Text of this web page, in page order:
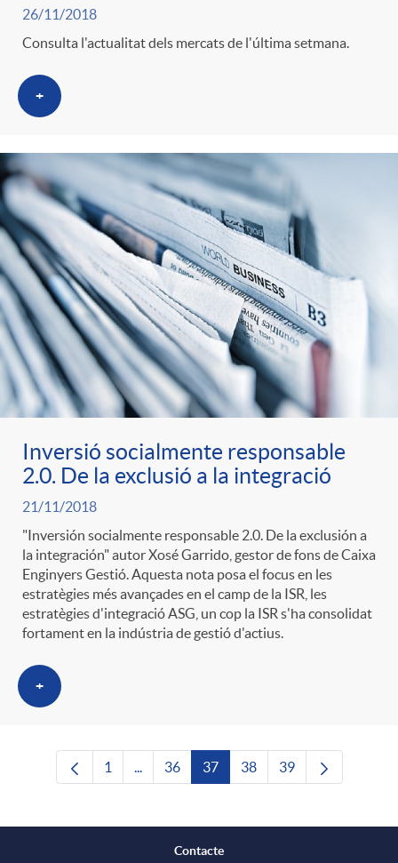
26/11/2018
Consulta l'actualitat dels mercats de l'última setmana.
+
Inversió socialmente responsable
2.0. De la exclusió a la integració
21/11/2018
"Inversión socialmente responsable 2.0. De la exclusión a
la integración" autor Xosé Garrido, gestor de fons de Caixa
Enginyers Gestió. Aquesta nota posa el focus en les
estratègies més avançades en el camp de la ISR, les
estratègies d'integració ASG, un cop la ISR s'ha consolidat
fortament en la indústria de gestió d'actius.
+
Pàgina
1 Pàgines intermèdies Utilitzeu TAB per
Pàgina
36 Pàgina
37 Pàgina
38 Pàgina
39
Contacte